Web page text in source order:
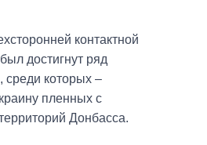
контактной
достигнут ряд
среди которых –
пленных с
Донбасса.